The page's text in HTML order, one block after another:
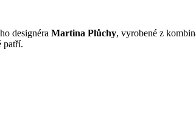
designéra Martina Plůchy, vyrobené z
patří.